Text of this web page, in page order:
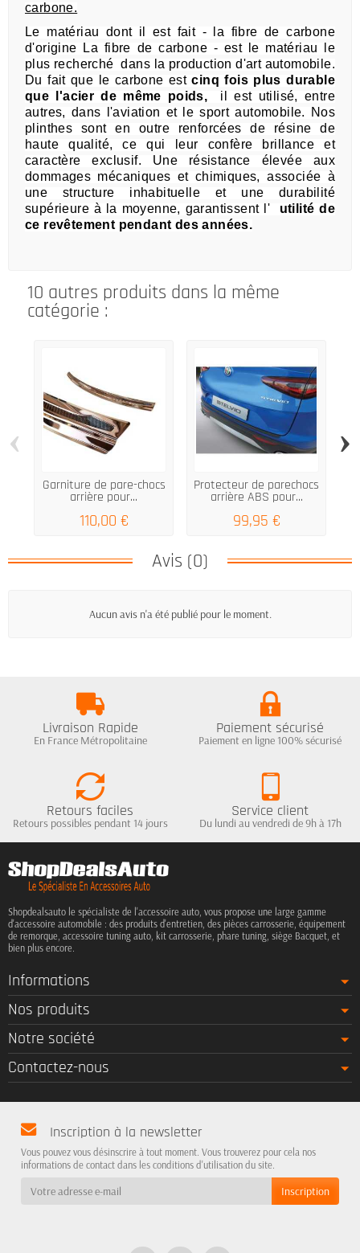
carbone.
Le matériau dont il est fait - la fibre de carbone
d'origine La fibre de carbone - est le matériau le
plus recherchédans la production d'art automobile.
Du fait que le carbone estcinq fois plus durable
que l'acier de même poids, il est utilisé, entre
autres, dans l'aviation et le sport automobile.
Nos
plinthes sont en outre renforcées de résine de
haute qualité, ce qui leur confère brillance et
caractère exclusif. Une résistance élevée aux
dommages mécaniques et chimiques, associée à
une structure inhabituelle et une durabilité
supérieure à la moyenne, garantissent l' utilité de
ce revêtement pendant des années.
10 autres produits dans la même
catégorie :
Garniture de pare-chocs
arrière pour...
110,00 €
Protecteur de parechocs
arrière ABS pour...
99,95 €
‹ ›
Avis (0)
Aucun avis n'a été publié pour le moment.
Livraison Rapide
En France Métropolitaine
Paiement sécurisé
Paiement en ligne 100% sécurisé
Retours faciles
Retours possibles pendant 14 jours
Service client
Du lundi au vendredi de 9h à 17h
Shopdealsauto le spécialiste de l'accessoire auto, vous propose une large gamme
d'accessoire automobile : des produits d'entretien, des pièces carrosserie, équipement
de remorque, accessoire tuning auto, kit carrosserie, phare tuning, siège Bacquet, et
bien plus encore.
Informations
Nos produits
Notre société
Contactez-nous
Inscription à la newsletter
Vous pouvez vous désinscrire à tout moment. Vous trouverez pour cela nos
informations de contact dans les conditions d'utilisation du site.